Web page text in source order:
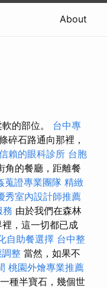
About
的部位。 台中專
碎石路通向那裡，
賴的眼科診所 台胞
角的餐廳，距離餐
蒐證專業團隊 精緻
秀室內設計師推薦
務 由於我們在森林
，這一切都已成
自助餐選擇 台中整
整 當然，如果不
桃園外燴專業推薦
種半寶石，幾個世